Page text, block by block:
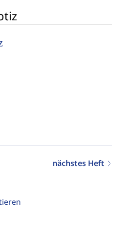
nächstes Heft